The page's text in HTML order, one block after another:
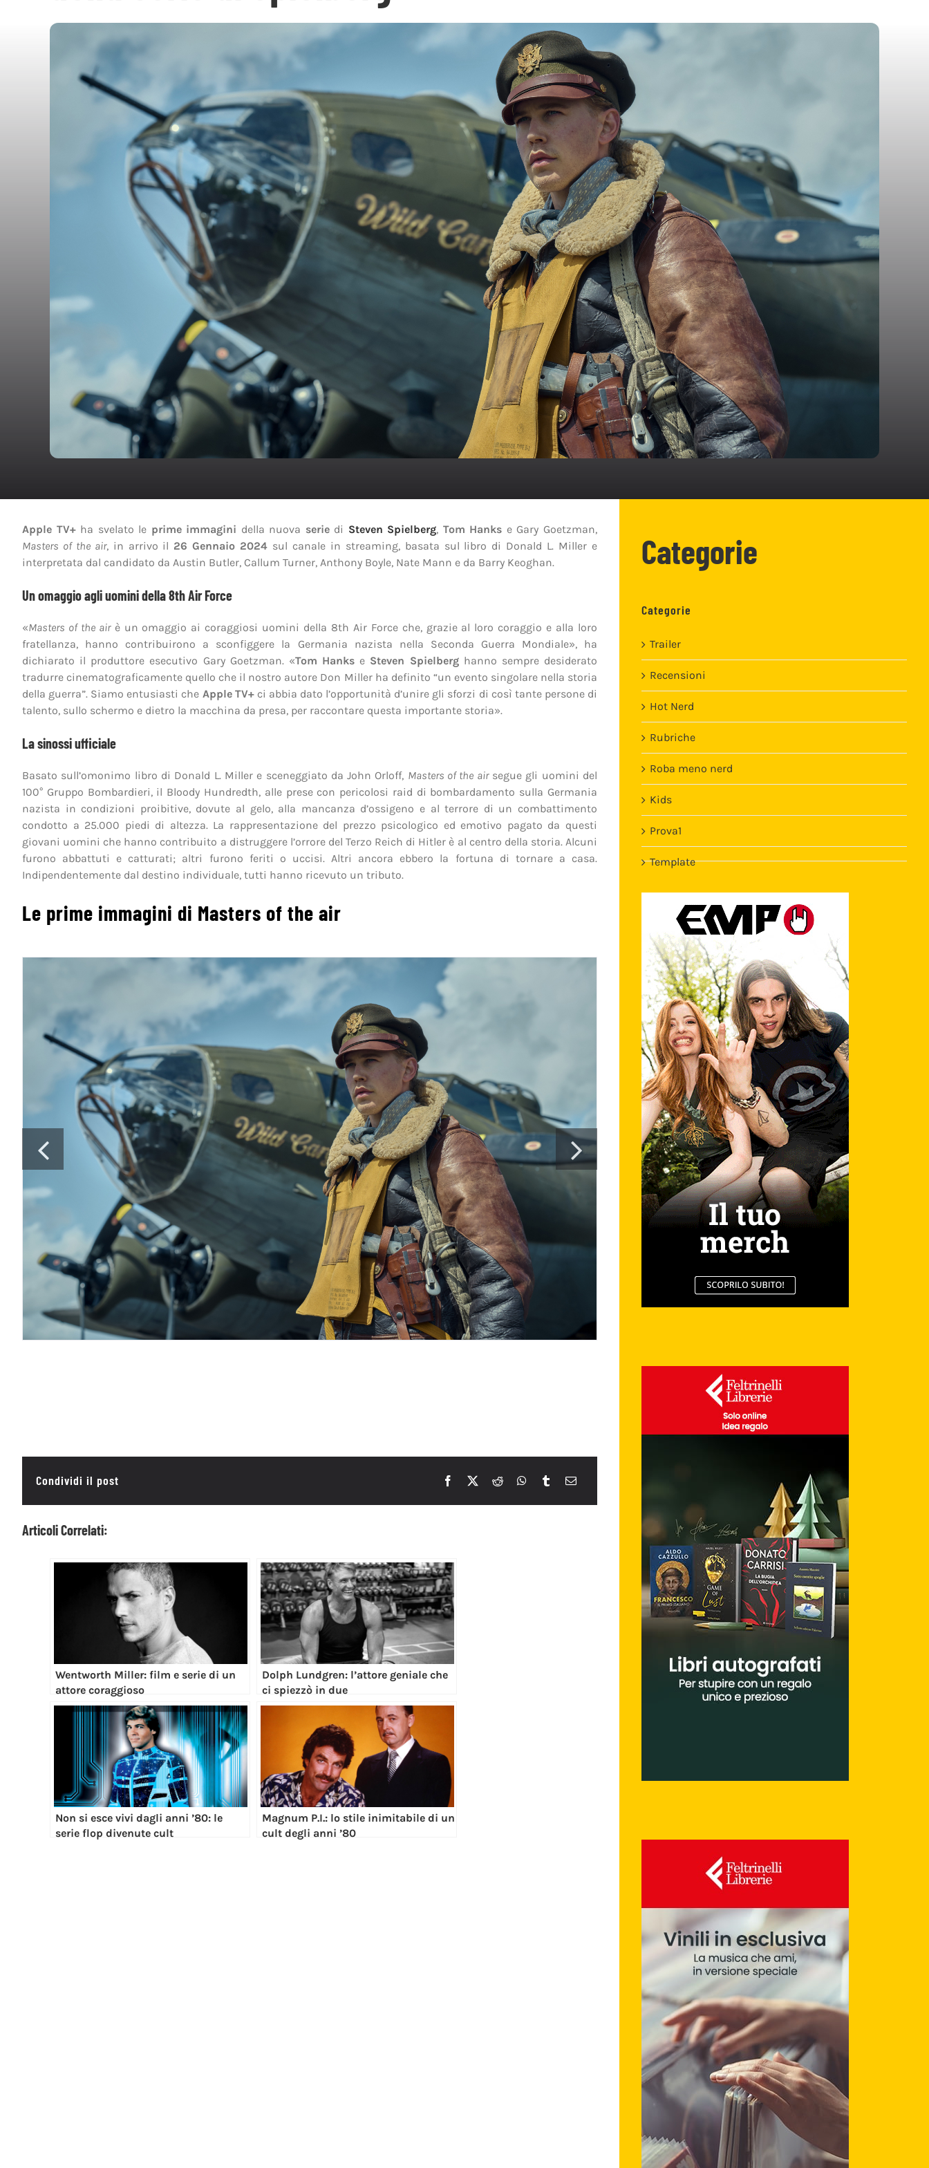
Apple TV+ha svelato le prime immagini della nuova seriedi Steven Spielberg, Tom Hanks e Gary Goetzman,
Masters of the air, in arrivo il 26 Gennaio 2024 sul canale in streaming, basata sul libro di Donald L. Miller e
interpretata dal candidato da Austin Butler, Callum Turner, Anthony Boyle, Nate Mann e da Barry Keoghan.
Un omaggio agli uomini della 8th Air Force
«Masters of the airè un omaggio ai coraggiosi uomini della 8th Air Force che, grazie al loro coraggio e alla loro
fratellanza, hanno contribuirono a sconfiggere la Germania nazista nella Seconda Guerra Mondiale», ha
dichiarato il produttore esecutivo Gary Goetzman. «Tom Hanks e Steven Spielberghanno sempre desiderato
tradurre cinematograficamente quello che il nostro autore Don Miller ha definito “un evento singolare nella storia
della guerra”. Siamo entusiasti che Apple TV+ci abbia dato l’opportunità d’unire gli sforzi di così tante persone di
talento, sullo schermo e dietro la macchina da presa, per raccontare questa importante storia».
La sinossi ufficiale
Basato sull’omonimo libro di Donald L. Miller e sceneggiato da John Orloff, Masters of the airsegue gli uomini del
100° Gruppo Bombardieri, il Bloody Hundredth, alle prese con pericolosi raid di bombardamento sulla Germania
nazista in condizioni proibitive, dovute al gelo, alla mancanza d’ossigeno e al terrore di un combattimento
condotto a 25.000 piedi di altezza. La rappresentazione del prezzo psicologico ed emotivo pagato da questi
giovani uomini che hanno contribuito a distruggere l’orrore del Terzo Reich di Hitler è al centro della storia. Alcuni
furono abbattuti e catturati; altri furono feriti o uccisi. Altri ancora ebbero la fortuna di tornare a casa.
Indipendentemente dal destino individuale, tutti hanno ricevuto un tributo.
Le prime immagini di Masters of the air
Categorie
Categorie
Trailer
Recensioni
Hot Nerd
Rubriche
Roba meno nerd
Kids
Prova1
Template